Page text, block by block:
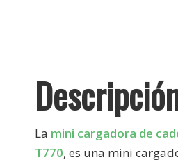
La mini cargadora de
T770, es una mini